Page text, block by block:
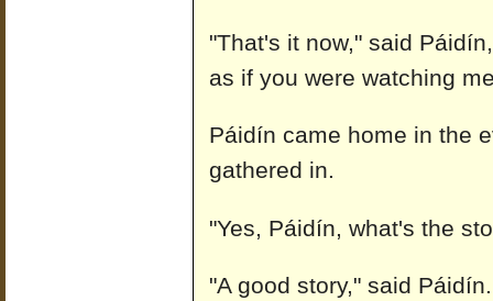
"That's it now," said
as if you were watching
Páidín came home in the
gathered in.
"Yes, Páidín, what's the
"A good story," said